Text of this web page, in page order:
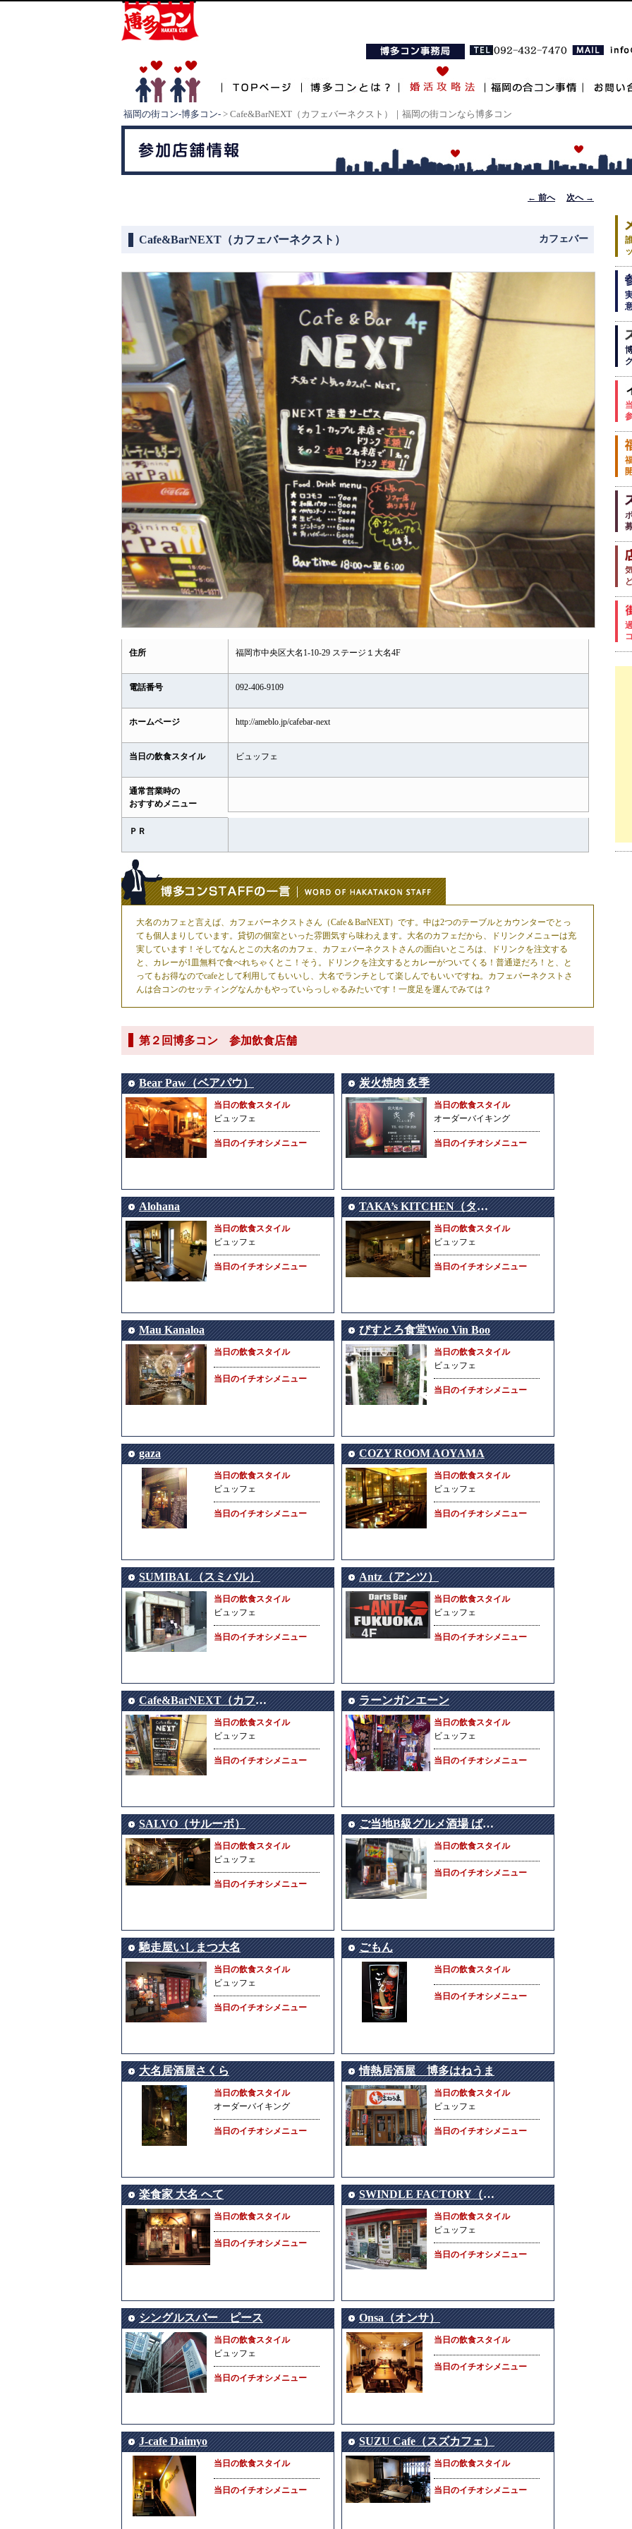
福岡の街コン-博多コン- > Cafe&BarNEXT（カフェバーネクスト）｜福岡の街コンなら博多コン
投稿ナビゲ
ーション
← 前へ 次へ →
Cafe&BarNEXT（カフェバーネクスト） カフェバー
住所 福岡市中央区大名1-10-29 ステージ１大名4F
電話番号 092-406-9109
ホームページ http://ameblo.jp/cafebar-next
当日の飲食スタイル ビュッフェ
通常営業時の
おすすめメニュー
ＰＲ
大名のカフェと言えば、カフェバーネクストさん（Cafe＆BarNEXT）です。中は2つのテーブルとカウンターでとっ
ても個人まりしています。貸切の個室といった雰囲気すら味わえます。大名のカフェだから、ドリンクメニューは充
実しています！そしてなんとこの大名のカフェ、カフェバーネクストさんの面白いところは、ドリンクを注文する
と、カレーが1皿無料で食べれちゃくとこ！そう。ドリンクを注文するとカレーがついてくる！普通逆だろ！と、と
ってもお得なのでcafeとして利用してもいいし、大名でランチとして楽しんでもいいですね。カフェバーネクストさ
んは合コンのセッティングなんかもやっていらっしゃるみたいです！一度足を運んでみては？
第２回博多コン 参加飲食店舗
Bear Paw（ベアパウ）
当日の飲食スタイル
ビュッフェ
当日のイチオシメニュー
炭火焼肉 炙季
当日の飲食スタイル
オーダーバイキング
当日のイチオシメニュー
Alohana
当日の飲食スタイル
ビュッフェ
当日のイチオシメニュー
TAKA’s KITCHEN（タカズキッチン）
当日の飲食スタイル
ビュッフェ
当日のイチオシメニュー
Mau Kanaloa
当日の飲食スタイル
当日のイチオシメニュー
びすとろ食堂Woo Vin Boo
当日の飲食スタイル
ビュッフェ
当日のイチオシメニュー
gaza
当日の飲食スタイル
ビュッフェ
当日のイチオシメニュー
COZY ROOM AOYAMA
当日の飲食スタイル
ビュッフェ
当日のイチオシメニュー
SUMIBAL（スミバル）
当日の飲食スタイル
ビュッフェ
当日のイチオシメニュー
Antz（アンツ）
当日の飲食スタイル
ビュッフェ
当日のイチオシメニュー
Cafe&BarNEXT（カフェバーネクスト）
当日の飲食スタイル
ビュッフェ
当日のイチオシメニュー
ラーンガンエーン
当日の飲食スタイル
ビュッフェ
当日のイチオシメニュー
SALVO（サルーボ）
当日の飲食スタイル
ビュッフェ
当日のイチオシメニュー
ご当地B級グルメ酒場 ばらっく
当日の飲食スタイル
当日のイチオシメニュー
馳走屋いしまつ大名
当日の飲食スタイル
ビュッフェ
当日のイチオシメニュー
ごもん
当日の飲食スタイル
当日のイチオシメニュー
大名居酒屋さくら
当日の飲食スタイル
オーダーバイキング
当日のイチオシメニュー
情熱居酒屋 博多はねうま
当日の飲食スタイル
ビュッフェ
当日のイチオシメニュー
楽食家 大名 へて
当日の飲食スタイル
当日のイチオシメニュー
SWINDLE FACTORY（スウィンドルファクトリー）
当日の飲食スタイル
ビュッフェ
当日のイチオシメニュー
シングルスバー ピース
当日の飲食スタイル
ビュッフェ
当日のイチオシメニュー
Onsa（オンサ）
当日の飲食スタイル
当日のイチオシメニュー
J-cafe Daimyo
当日の飲食スタイル
当日のイチオシメニュー
SUZU Cafe（スズカフェ）
当日の飲食スタイル
当日のイチオシメニュー